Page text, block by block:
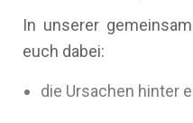
In unserer
euch dabei:
die Ursachen hinter